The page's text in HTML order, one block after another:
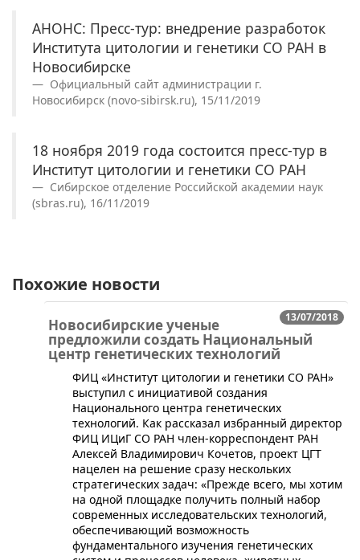
АНОНС: Пресс-тур: внедрение разработок
Института цитологии и генетики СО РАН в
Новосибирске
Официальный сайт администрации г.
Новосибирск (novo-sibirsk.ru), 15/11/2019
18 ноября 2019 года состоится пресс-тур в
Институт цитологии и генетики СО РАН
Сибирское отделение Российской академии наук
(sbras.ru), 16/11/2019
Похожие новости
13/07/2018
Новосибирские ученые
предложили создать Национальный
центр генетических технологий
​ФИЦ «Институт цитологии и генетики СО РАН»
выступил с инициативой создания
Национального центра генетических
технологий. Как рассказал избранный директор
ФИЦ ИЦиГ СО РАН член-корреспондент РАН
Алексей Владимирович Кочетов, проект ЦГТ
нацелен на решение сразу нескольких
стратегических задач: «Прежде всего, мы хотим
на одной площадке получить полный набор
современных исследовательских технологий,
обеспечивающий возможность
фундаментального изучения генетических